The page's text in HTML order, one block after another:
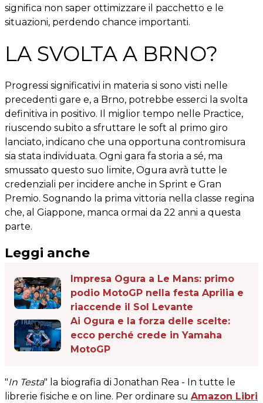
significa non saper ottimizzare il pacchetto e le
situazioni, perdendo chance importanti.
LA SVOLTA A BRNO?
Progressi significativi in materia si sono visti nelle
precedenti gare e, a Brno, potrebbe esserci la svolta
definitiva in positivo. Il miglior tempo nelle Practice,
riuscendo subito a sfruttare le soft al primo giro
lanciato, indicano che una opportuna contromisura
sia stata individuata. Ogni gara fa storia a sé, ma
smussato questo suo limite, Ogura avrà tutte le
credenziali per incidere anche in Sprint e Gran
Premio. Sognando la prima vittoria nella classe regina
che, al Giappone, manca ormai da 22 anni a questa
parte.
Leggi anche
Impresa Ogura a Le Mans: primo
podio MotoGP nella festa Aprilia e
riaccende il Sol Levante
Ai Ogura e la forza delle scelte:
ecco perché crede in Yamaha
MotoGP
"In Testa" la biografia di Jonathan Rea - In tutte le
librerie fisiche e on line. Per ordinare su Amazon Libri